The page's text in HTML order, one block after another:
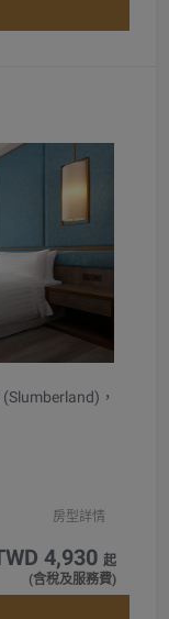
，
房型詳情
4,930 起
(含稅及服務費)